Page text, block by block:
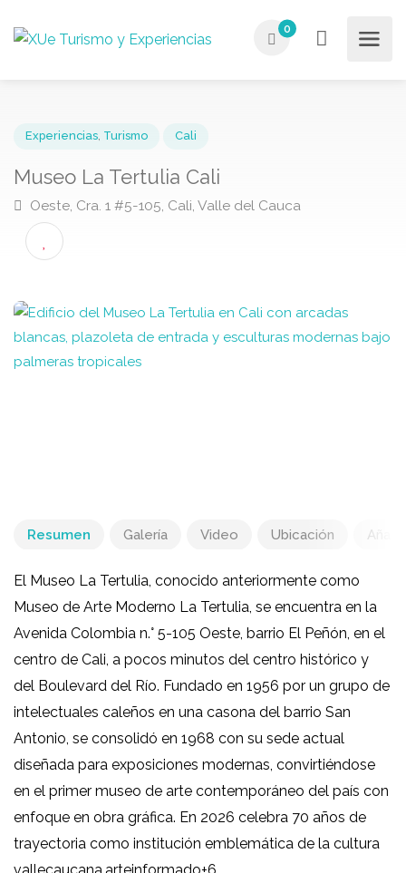
0
Museo La Tertulia Cali
Oeste, Cra. 1 #5-105, Cali, Valle del Cauca
Resumen Galería Video Ubicación
El Museo La Tertulia, conocido anteriormente como
Museo de Arte Moderno La Tertulia, se encuentra en la
Avenida Colombia n.° 5-105 Oeste, barrio El Peñón, en el
centro de Cali, a pocos minutos del centro histórico y
del Boulevard del Río. Fundado en 1956 por un grupo de
intelectuales caleños en una casona del barrio San
Antonio, se consolidó en 1968 con su sede actual
diseñada para exposiciones modernas, convirtiéndose
en el primer museo de arte contemporáneo del país con
enfoque en obra gráfica. En 2026 celebra 70 años de
trayectoria como institución emblemática de la cultura